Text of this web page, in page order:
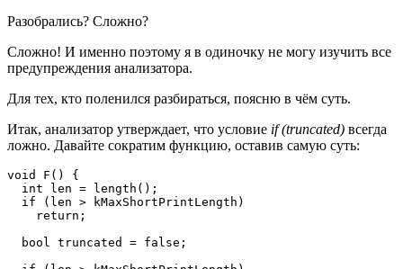
Разобрались? Сложно?
Сложно! И именно поэтому я в одиночку не могу изучить все
предупреждения анализатора.
Для тех, кто поленился разбираться, поясню в чём суть.
Итак, анализатор утверждает, что условие if (truncated) всегда
ложно. Давайте сократим функцию, оставив самую суть:
void F() {
  int len = length();
  if (len > kMaxShortPrintLength)
    return;
  bool truncated = false;